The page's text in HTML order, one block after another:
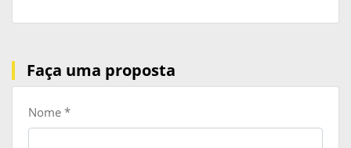
Faça uma proposta
Nome *